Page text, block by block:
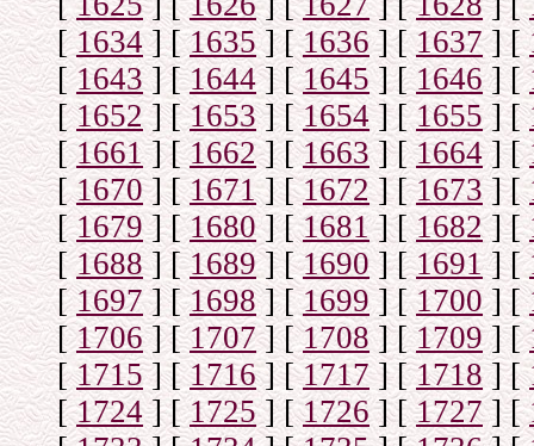
[1634] [1635] [1636] [1637] [
[1643] [1644] [1645 ] [1646] [
[1652] [1653] [1654] [1655] [
[1661] [1662] [1663] [1664] [
[1670] [1671] [1672] [1673] [
[1679] [1680] [1681] [1682] [
[1688] [1689] [1690 ] [1691] [
[1697] [1698] [1699] [1700] [
[1706] [1707] [1708] [1709] [
[1715] [1716] [1717] [1718] [
[1724] [1725] [1726] [1727] [